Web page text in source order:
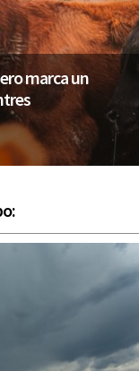
marca un